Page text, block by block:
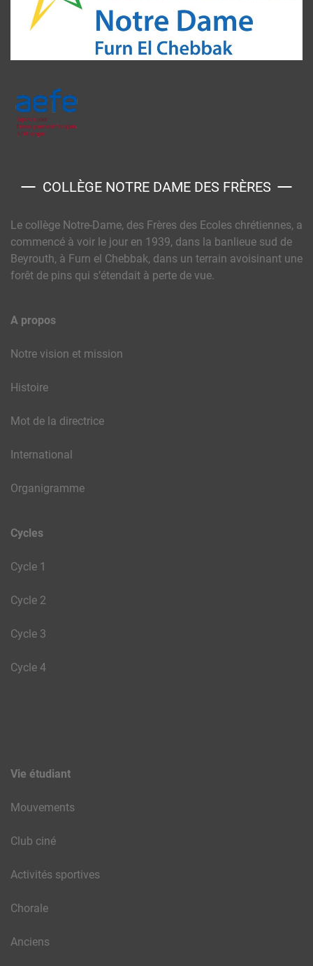
COLLÈGE NOTRE DAME DES FRÈRES
Le collège Notre-Dame, des Frères des Ecoles chrétiennes, a
commencé à voir le jour en 1939, dans la banlieue sud de
Beyrouth, à Furn el Chebbak, dans un terrain avoisinant une
forêt de pins qui s’étendait à perte de vue.
A propos
Notre vision et mission
Histoire
Mot de la directrice
International
Organigramme
Cycles
Cycle 1
Cycle 2
Cycle 3
Cycle 4
Vie étudiant
Mouvements
Club ciné
Activités sportives
Chorale
Anciens